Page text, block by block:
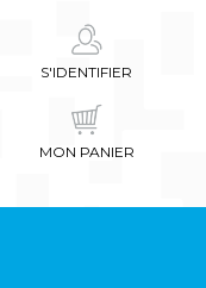
S'IDENTIFIER
MON PANIER